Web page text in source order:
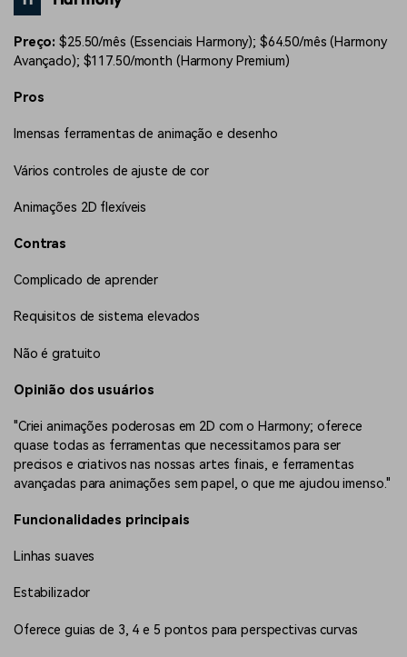
Preço: $25.50/mês (Essenciais Harmony); $64.50/mês (Harmony
Avançado); $117.50/month (Harmony Premium)
Pros
Imensas ferramentas de animação e desenho
Vários controles de ajuste de cor
Animações 2D flexíveis
Contras
Complicado de aprender
Requisitos de sistema elevados
Não é gratuito
Opinião dos usuários
"Criei animações poderosas em 2D com o Harmony; oferece
quase todas as ferramentas que necessitamos para ser
precisos e criativos nas nossas artes finais, e ferramentas
avançadas para animações sem papel, o que me ajudou imenso."
Funcionalidades principais
Linhas suaves
Estabilizador
Oferece guias de 3, 4 e 5 pontos para perspectivas curvas